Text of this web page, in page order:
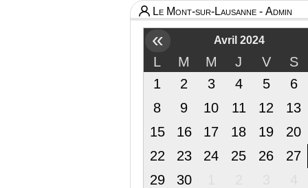
Le Mont-sur-Lausanne - Admin
« Avril 2024
L M M J V
S
1
2 3 4 5
6
8
9 10 11 12
13
15
16 17 18 19
20
22
23 24 25 26
27
29
30